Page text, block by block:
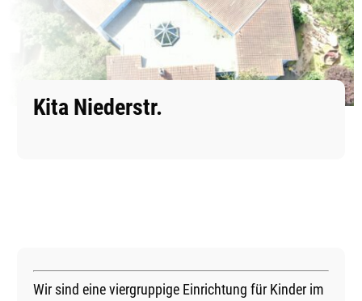
Kita Niederstr.
Wir sind eine viergruppige Einrichtung für Kinder im